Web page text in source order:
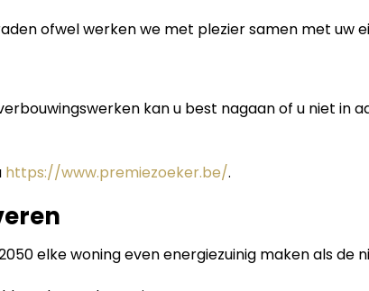
ofwel werken we met plezier samen met uw
kan u best nagaan of u niet in
https://www.premiezoeker.be/.
elke woning even energiezuinig maken als de